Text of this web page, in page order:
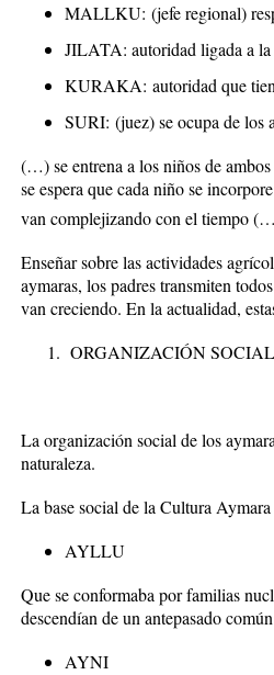
MALLKU: (jefe regional)
JILATA: autoridad ligada a
KURAKA: autoridad que
SURI: (juez) se ocupa de los
(…) se entrena a los niños de ambos
se espera que cada niño se
van complejizando con el tiempo
Enseñar sobre las actividades
aymaras, los padres transmiten
van creciendo. En la actualidad,
ORGANIZACIÓN SOCIAL
La organización social de los
naturaleza.
La base social de la Cultura Aymara
AYLLU
Que se conformaba por familias
descendían de un antepasado
AYNI